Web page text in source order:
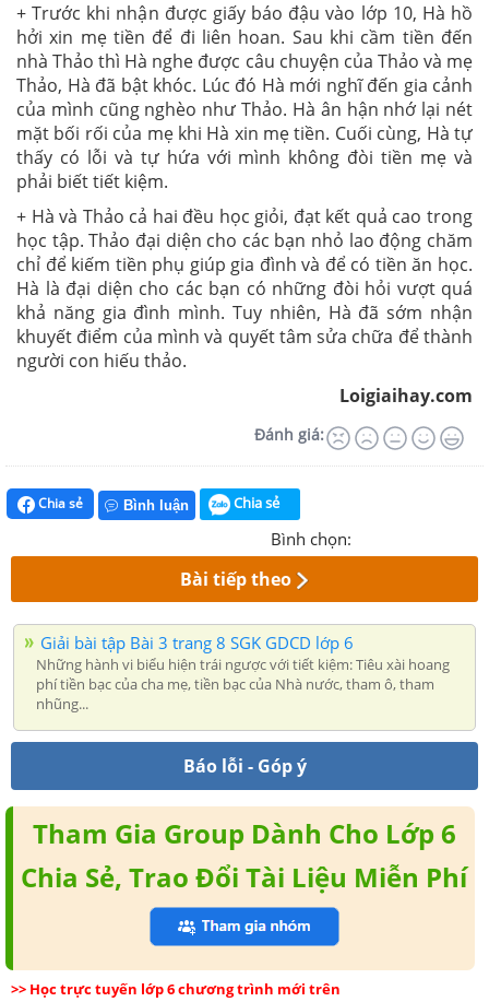
+ Trước khi nhận được giấy báo đậu vào lớp 10, Hà hồ
hởi xin mẹ tiền để đi liên hoan. Sau khi cầm tiền đến
nhà Thảo thì Hà nghe được câu chuyện của Thảo và mẹ
Thảo, Hà đã bật khóc. Lúc đó Hà mới nghĩ đến gia cảnh
của mình cũng nghèo như Thảo. Hà ân hận nhớ lại nét
mặt bối rối của mẹ khi Hà xin mẹ tiền. Cuối cùng, Hà tự
thấy có lỗi và tự hứa với mình không đòi tiền mẹ và
phải biết tiết kiệm.
+ Hà và Thảo cả hai đều học giỏi, đạt kết quả cao trong
học tập. Thảo đại diện cho các bạn nhỏ lao động chăm
chỉ để kiếm tiền phụ giúp gia đình và để có tiền ăn học.
Hà là đại diện cho các bạn có những đòi hỏi vượt quá
khả năng gia đình mình. Tuy nhiên, Hà đã sớm nhận
khuyết điểm của mình và quyết tâm sửa chữa để thành
người con hiếu thảo.
Loigiaihay.com
Đánh giá:
Chia sẻ Bình luận Chia sẻ
Bình chọn:
Bài tiếp theo
Giải bài tập Bài 3 trang 8 SGK GDCD lớp 6
Những hành vi biểu hiện trái ngược với tiết kiệm: Tiêu xài hoang
phí tiền bạc của cha mẹ, tiền bạc của Nhà nước, tham ô, tham
nhũng...
Báo lỗi - Góp ý
Tham Gia Group Dành Cho Lớp 6
Chia Sẻ, Trao Đổi Tài Liệu Miễn Phí
>> Học trực tuyến lớp 6 chương trình mới trên